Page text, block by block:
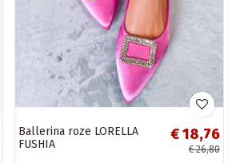
Ballerina roze LORELLA
FUSHIA
€ 18,76
€ 26,80